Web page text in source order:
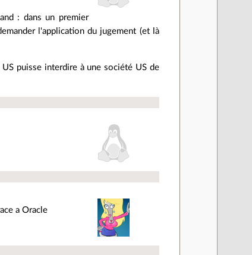
: dans un premier
l'application du jugement (et là
puisse interdire à une société US de
a Oracle